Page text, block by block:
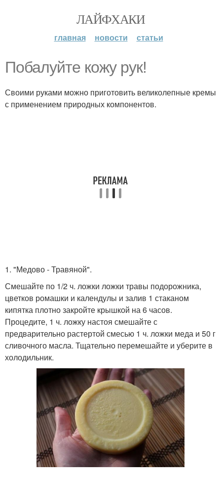
ЛАЙФХАКИ
главная новости статьи
Побалуйте кожу рук!
Своими руками можно приготовить великолепные кремы
с применением природных компонентов.
1. "Медово - Травяной".
Смешайте по 1/2 ч. ложки ложки травы подорожника,
цветков ромашки и календулы и залив 1 стаканом
кипятка плотно закройте крышкой на 6 часов.
Процедите, 1 ч. ложку настоя смешайте с
предварительно растертой смесью 1 ч. ложки меда и 50 г
сливочного масла. Тщательно перемешайте и уберите в
холодильник.